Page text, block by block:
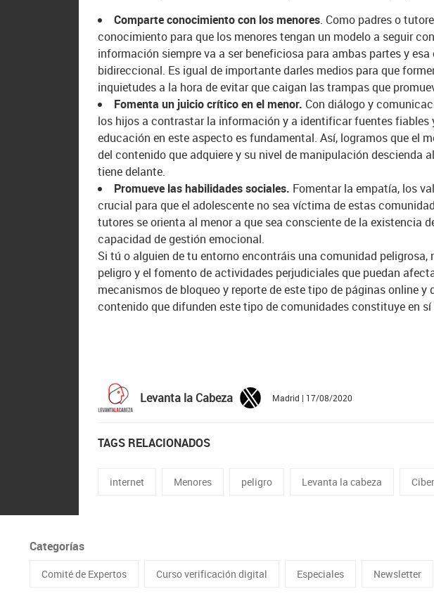
Comparte conocimiento con los menores. Como padres o
conocimiento para que los menores tengan un modelo a seguir
información siempre va a ser beneficiosa para ambas partes y
bidireccional. Es igual de importante darles medios para que
inquietudes a la hora de evitar que caigan las trampas que
Fomenta un juicio crítico en el menor. Con diálogo y
los hijos a contrastar la información y a identificar fuentes fiables
educación en este aspecto es fundamental. Así, logramos que el
del contenido que adquiere y su nivel de manipulación descienda
tiene delante.
Promueve las habilidades sociales. Fomentar la empatía, los
crucial para que el adolescente no sea víctima de estas
tutores se orienta al menor a que sea consciente de la existencia
capacidad de gestión emocional.
Si tú o alguien de tu entorno encontráis una comunidad peligrosa,
peligro y el fomento de actividades perjudiciales que puedan
mecanismos de bloqueo y reporte de este tipo de páginas online y
contenido que difunden este tipo de comunidades constituye en
Levanta la Cabeza Madrid | 17/08/2020
TAGS RELACIONADOS
internet Menores peligro Levanta la cabeza
Categorías
Comité de Expertos Curso verificación digital Especiales Newsletter